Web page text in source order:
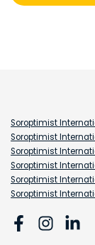
Soroptimist
Soroptimist
Soroptimist
Soroptimist
Soroptimist
Soroptimist